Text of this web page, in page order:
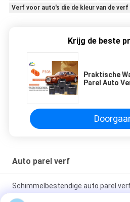
Verf voor auto's die de kleur van de verf
Krijg de beste
Praktische
Parel Auto
Auto parel verf
Schimmelbestendige auto parel
praktische witte kleur